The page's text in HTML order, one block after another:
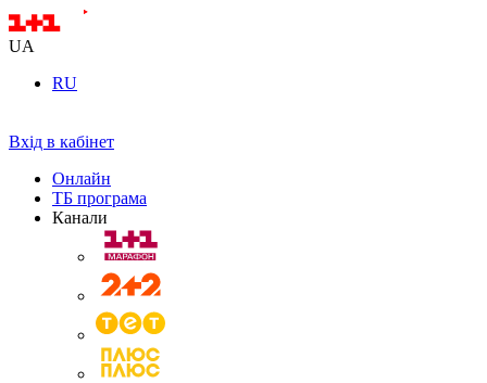
UA
RU
Вхід в кабінет
Онлайн
ТБ програма
Канали